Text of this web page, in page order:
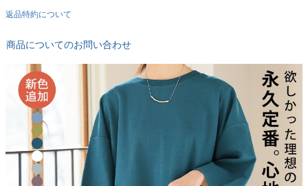
返品特約について
商品についてのお問い合わせ